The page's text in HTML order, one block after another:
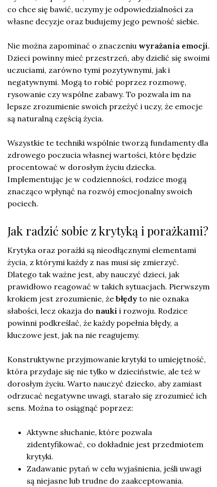
co chce się bawić, uczymy je odpowiedzialności za
własne decyzje oraz budujemy jego pewność siebie.
Nie można zapominać o znaczeniu wyrażania emocji.
Dzieci powinny mieć przestrzeń, aby dzielić się swoimi
uczuciami, zarówno tymi pozytywnymi, jak i
negatywnymi. Mogą to robić poprzez rozmowę,
rysowanie czy wspólne zabawy. To pozwala im na
lepsze zrozumienie swoich przeżyć i uczy, że emocje
są naturalną częścią życia.
Wszystkie te techniki wspólnie tworzą fundamenty dla
zdrowego poczucia własnej wartości, które będzie
procentować w dorosłym życiu dziecka.
Implementując je w codzienności, rodzice mogą
znacząco wpłynąć na rozwój emocjonalny swoich
pociech.
Jak radzić sobie z krytyką i porażkami?
Krytyka oraz porażki są nieodłącznymi elementami
życia, z którymi każdy z nas musi się zmierzyć.
Dlatego tak ważne jest, aby nauczyć dzieci, jak
prawidłowo reagować w takich sytuacjach. Pierwszym
krokiem jest zrozumienie, że błędy to nie oznaka
słabości, lecz okazja do nauki i rozwoju. Rodzice
powinni podkreślać, że każdy popełnia błędy, a
kluczowe jest, jak na nie reagujemy.
Konstruktywne przyjmowanie krytyki to umiejętność,
która przydaje się nie tylko w dzieciństwie, ale też w
dorosłym życiu. Warto nauczyć dziecko, aby zamiast
odrzucać negatywne uwagi, starało się zrozumieć ich
sens. Można to osiągnąć poprzez:
Aktywne słuchanie, które pozwala
zidentyfikować, co dokładnie jest przedmiotem
krytyki.
Zadawanie pytań w celu wyjaśnienia, jeśli uwagi
są niejasne lub trudne do zaakceptowania.